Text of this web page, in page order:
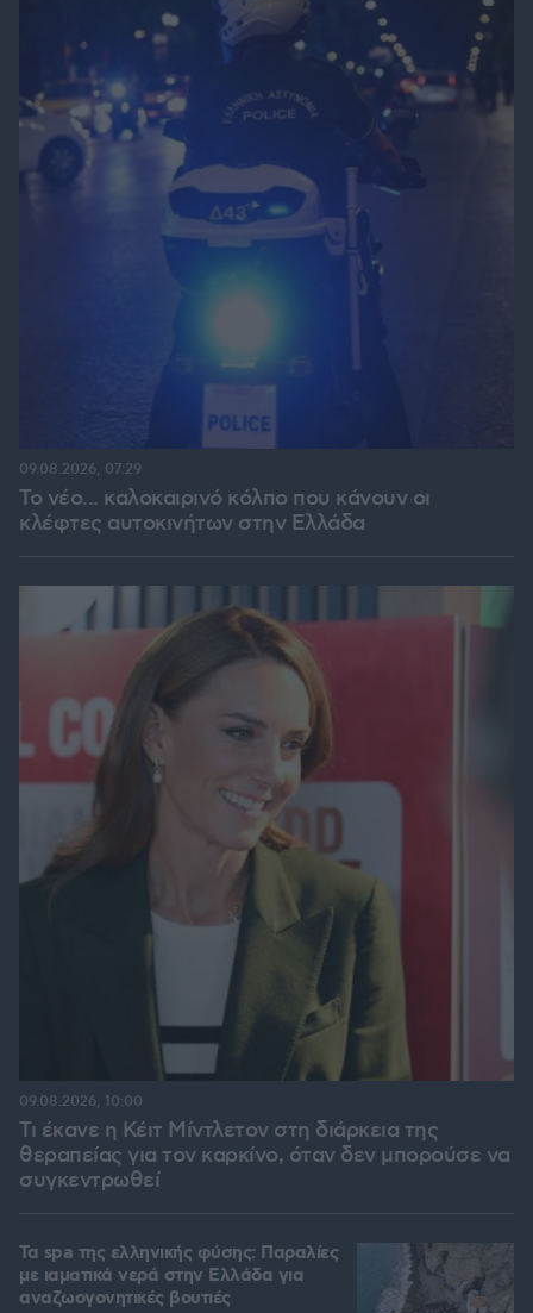
Το νέο... καλοκαιρινό κόλπο που κάνουν οι
κλέφτες αυτοκινήτων στην Ελλάδα
09.08.2026, 07:29
Τι έκανε η Κέιτ Μίντλετον στη διάρκεια της
θεραπείας για τον καρκίνο, όταν δεν μπορούσε να
συγκεντρωθεί
09.08.2026, 10:00
Τα spa της ελληνικής φύσης: Παραλίες
με ιαματικά νερά στην Ελλάδα για
αναζωογονητικές βουτιές